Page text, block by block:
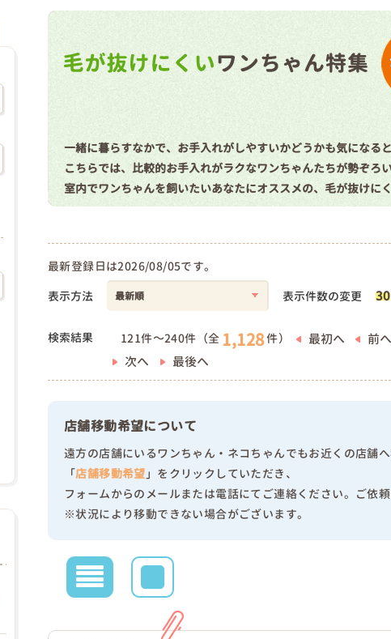
一緒に暮らすなかで、お手入れがしやすいかどうかも気になると
こちらでは、比較的お手入れがラクなワンちゃんたちが勢ぞろ
室内でワンちゃんを飼いたいあなたにオススメの、毛が抜けに
最新登録日は2026/08/05です。
表示方法
表示件数の変更 30
検索結果 121件～240件（全 1,128件） 最初へ 前へ
次へ 最後へ
店舗移動希望について
遠方の店舗にいるワンちゃん・ネコちゃんでもお近くの店舗へ
「店舗移動希望 」をクリックしていただき、
フォームからのメールまたは電話にてご連絡ください。ご依
※状況により移動できない場合がございます。